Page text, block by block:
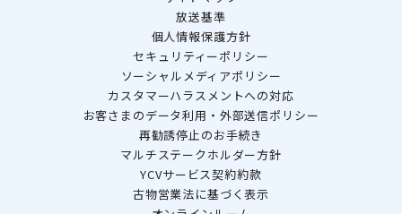
放送基準
個人情報保護方針
セキュリティーポリシー
ソーシャルメディアポリシー
カスタマーハラスメントへの対応
お客さまのデータ利用・外部送信ポリシー
再勧誘停止のお手続き
マルチステークホルダー方針
YCVサービス契約約款
古物営業法に基づく表示